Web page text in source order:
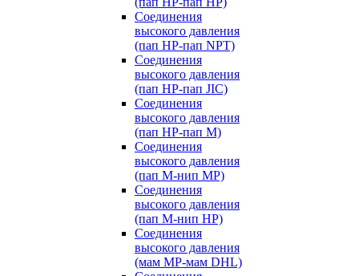
Соединения
высокого давления
(пап HP-пап NPT)
Соединения
высокого давления
(пап HP-пап JIC)
Соединения
высокого давления
(пап HP-пап M)
Соединения
высокого давления
(пап M-нип MP)
Соединения
высокого давления
(пап M-нип HP)
Соединения
высокого давления
(мам MP-мам DHL)